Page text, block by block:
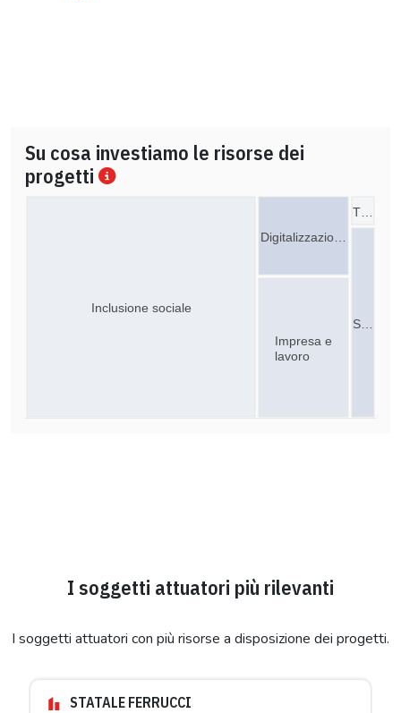
Su cosa investiamo le risorse dei
progetti
Digitalizzazio…
S…
Impresa e
lavoro
Inclusione sociale
T…
I soggetti attuatori più rilevanti
I soggetti attuatori con più risorse a disposizione dei progetti.
STATALE FERRUCCI